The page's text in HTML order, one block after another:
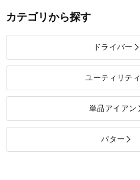
カテゴリから探す
ドライバー
ユーティリティ
単品アイアン
パター